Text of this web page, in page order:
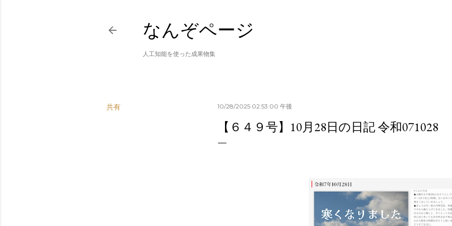
なんぞページ
人工知能を使った成果物集
共有 10/28/2025 02:53:00 午後
【６４９号】10月28日の日記 令和071028